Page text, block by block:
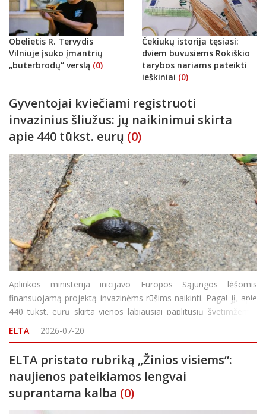
Obelietis R. Tervydis
Vilniuje įsuko įmantrių
„buterbrodų“ verslą (0)
Čekiukų istorija tęsiasi:
dviem buvusiems Rokiškio
tarybos nariams pateikti
ieškiniai (0)
Gyventojai kviečiami registruoti
invazinius šliužus: jų naikinimui skirta
apie 440 tūkst. eurų (0)
Aplinkos ministerija inicijavo Europos Sąjungos lėšomis
finansuojamą projektą invazinėms rūšims naikinti. Pagal jį, apie
440 tūkst. eurų skirta vienos labiausiai paplitusių švetimžemių
rūšių Lietuvoje – šliužo ispaninio ariono – naikinimui. Jungt
ELTA 2026-07-20
ELTA pristato rubriką „Žinios visiems“:
naujienos pateikiamos lengvai
suprantama kalba (0)